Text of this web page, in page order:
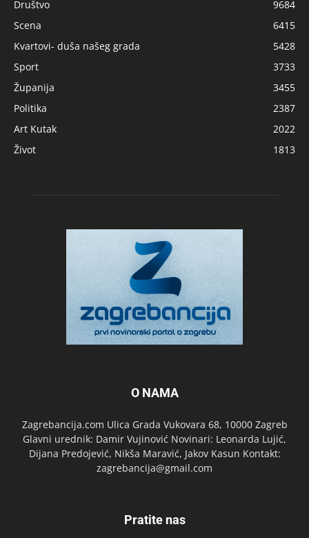
Društvo
9684
Scena
6415
Kvartovi- duša našeg grada
5428
Sport
3733
Županija
3455
Politika
2387
Art Kutak
2022
Život
1813
O NAMA
Zagrebancija.com Ulica Grada Vukovara 68, 10000 Zagreb
Glavni urednik: Damir Vujinović Novinari: Leonarda Lujić,
Dijana Predojević, Nikša Maravić, Jakov Kasun Kontakt:
zagrebancija@gmail.com
Pratite nas